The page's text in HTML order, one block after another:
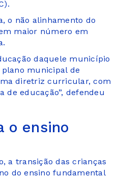
o não alinhamento do
maior número em
daquele município
plano municipal de
diretriz curricular, com
de educação”, defendeu
o ensino
a transição das crianças
do ensino fundamental